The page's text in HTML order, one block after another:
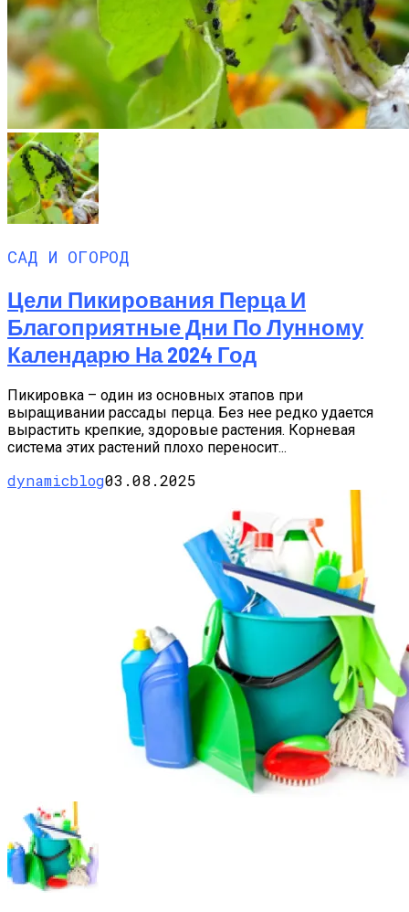
САД И ОГОРОД
Цели Пикирования Перца И
Благоприятные Дни По Лунному
Календарю На 2024 Год
Пикировка – один из основных этапов при
выращивании рассады перца. Без нее редко удается
вырастить крепкие, здоровые растения. Корневая
система этих растений плохо переносит...
dynamicblog03.08.2025